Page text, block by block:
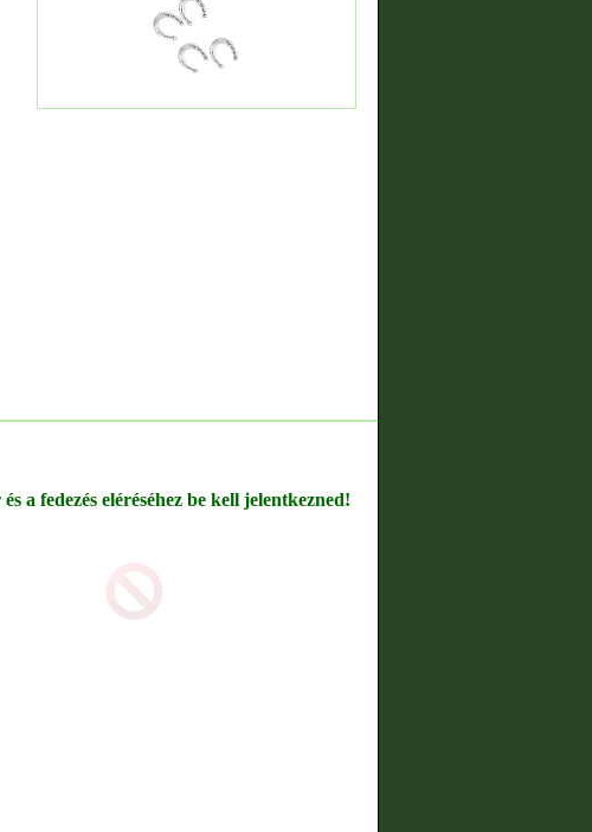
a fedezés eléréséhez be kell jelentkezned!